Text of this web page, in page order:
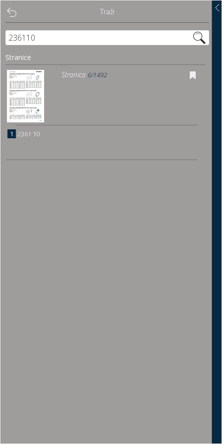
Traži
Sadržaj
Pregled
Istakni poveznice
Preuzmi
Traži
Stranice
Stranica 6/1492
1 2361 10